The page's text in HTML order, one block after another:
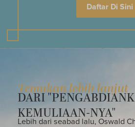
Daftar Di Sini
Temukan lebih lanjut
DARI
KEMULIAAN-NYA"
Lebih dari seabad lalu, Oswald